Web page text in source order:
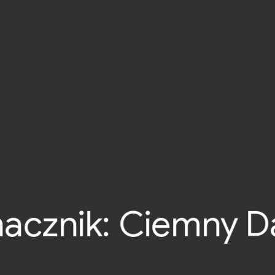
Ciemny